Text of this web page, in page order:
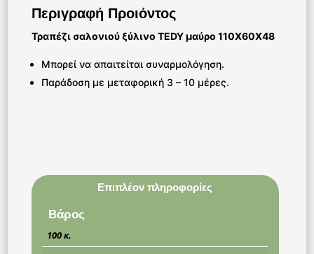
Περιγραφή Προιόντος
Τραπέζι σαλονιού ξύλινο TEDY μαύρο 110Χ60Χ48
Μπορεί να απαιτείται συναρμολόγηση.
Παράδοση με μεταφορική 3 – 10 μέρες.
Επιπλέον πληροφορίες
Βάρος
100 κ.